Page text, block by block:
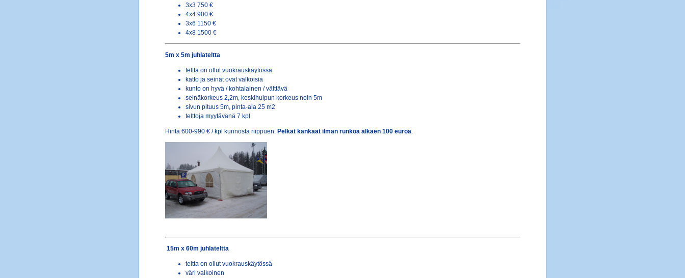
3x3 750 €
4x4 900 €
3x6 1150 €
4x8 1500 €
5m x 5m juhlateltta
teltta on ollut vuokrauskäytössä
katto ja seinät ovat valkoisia
kunto on hyvä / kohtalainen / välttävä
seinäkorkeus 2,2m, keskihuipun korkeus noin 5m
sivun pituus 5m, pinta-ala 25 m2
telttoja myytävänä 7 kpl
Hinta 600-990 € / kpl kunnosta riippuen. Pelkät kankaat ilman runkoa alkaen 100 euroa.
15m x 60m juhlateltta
teltta on ollut vuokrauskäytössä
väri valkoinen